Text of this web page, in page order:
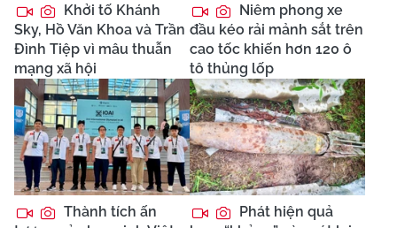
Khởi tố Khánh
Sky, Hồ Văn Khoa và Trần
Đình Tiệp vì mâu thuẫn
mạng xã hội
Niêm phong xe
đầu kéo rải mảnh sắt trên
cao tốc khiến hơn 120 ô
tô thủng lốp
Thành tích ấn
Phát hiện quả